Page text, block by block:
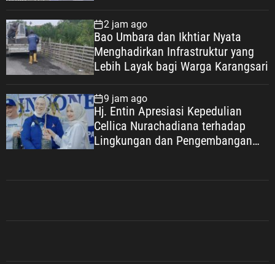
2 jam ago
Bao Umbara dan Ikhtiar Nyata
Menghadirkan Infrastruktur yang
Lebih Layak bagi Warga Karangsari
9 jam ago
Hj. Entin Apresiasi Kepedulian
Cellica Nurachadiana terhadap
Lingkungan dan Pengembangan